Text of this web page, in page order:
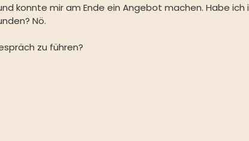
konnte mir am Ende ein Angebot machen. Habe ich
Nö.
zu führen?